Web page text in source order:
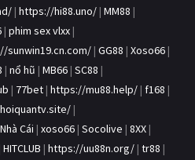
| https://hi88.uno/ | MM88 |
| phim sex vlxx |
sunwin19.cn.com/ | GG88 | Xoso66 |
| nổ hũ | MB66 | SC88 |
| 77bet | https://mu88.help/ | f168 |
|
Cái | xoso66 | Socolive | 8XX |
HITCLUB | https://uu88n.org/ | tr88 |